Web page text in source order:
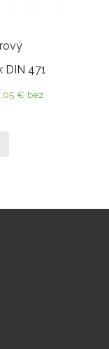
DIN 471
€ bez